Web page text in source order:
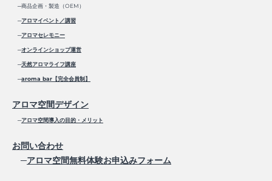
─商品企画・製造（OEM）
─アロマイベント／講習
─アロマセレモニー
─オンラインショップ運営
─天然アロマライフ講座
─aroma bar【完全会員制】
アロマ空間デザイン
─アロマ空間導入の目的・メリット
お問い合わせ
─アロマ空間無料体験お申込みフォーム